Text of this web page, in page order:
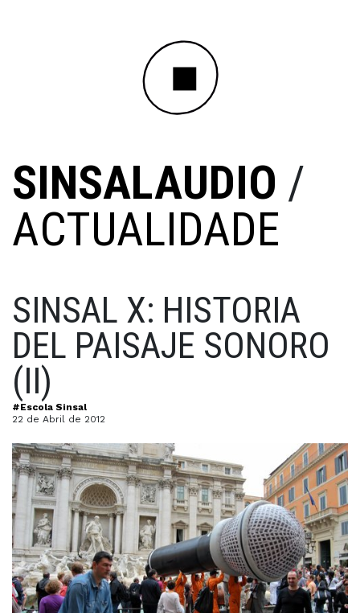
SINSALAUDIO /
ACTUALIDADE
SINSAL X: HISTORIA
DEL PAISAJE SONORO
(II)
#Escola Sinsal
22 de Abril de 2012